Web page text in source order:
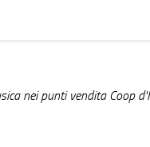
nei punti vendita Coop